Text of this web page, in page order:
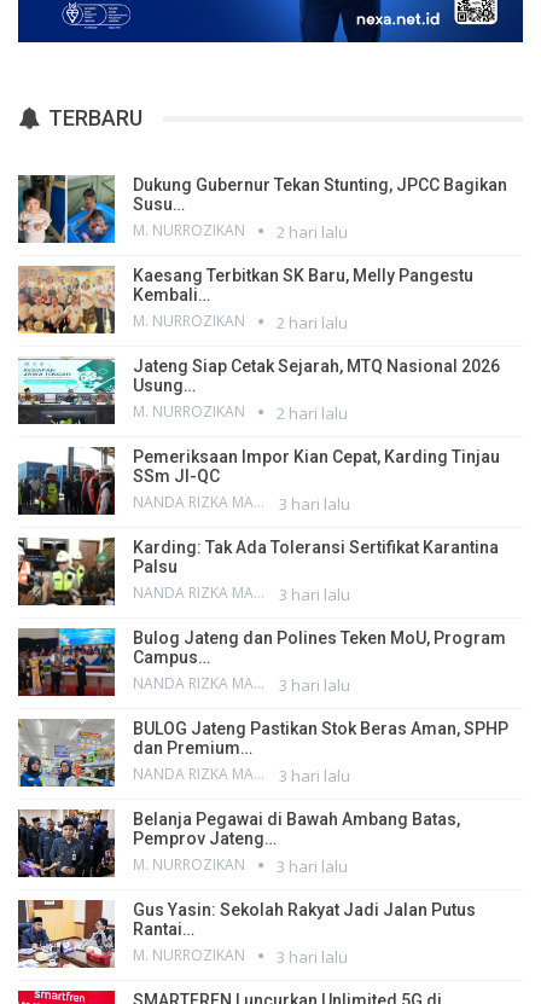
TERBARU
Dukung Gubernur Tekan Stunting, JPCC Bagikan
Susu…
M. NURROZIKAN 2 hari lalu
Kaesang Terbitkan SK Baru, Melly Pangestu
Kembali…
M. NURROZIKAN 2 hari lalu
Jateng Siap Cetak Sejarah, MTQ Nasional 2026
Usung…
M. NURROZIKAN 2 hari lalu
Pemeriksaan Impor Kian Cepat, Karding Tinjau
SSm JI-QC
NANDA RIZKA MAHENDRA 3 hari lalu
Karding: Tak Ada Toleransi Sertifikat Karantina
Palsu
NANDA RIZKA MAHENDRA 3 hari lalu
Bulog Jateng dan Polines Teken MoU, Program
Campus…
NANDA RIZKA MAHENDRA 3 hari lalu
BULOG Jateng Pastikan Stok Beras Aman, SPHP
dan Premium…
NANDA RIZKA MAHENDRA 3 hari lalu
Belanja Pegawai di Bawah Ambang Batas,
Pemprov Jateng…
M. NURROZIKAN 3 hari lalu
Gus Yasin: Sekolah Rakyat Jadi Jalan Putus
Rantai…
M. NURROZIKAN 3 hari lalu
SMARTFREN Luncurkan Unlimited 5G di